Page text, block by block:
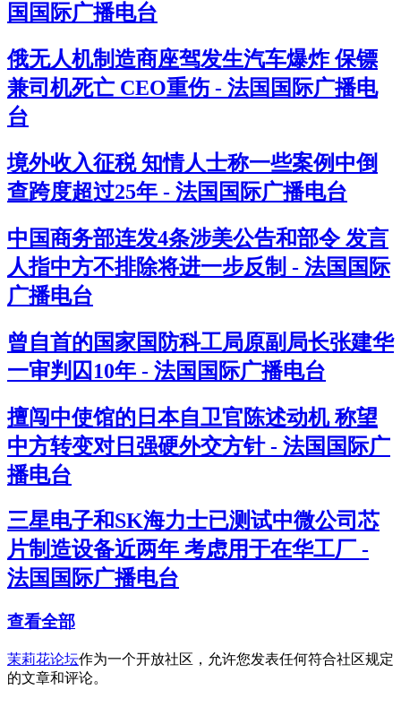
国国际广播电台
俄无人机制造商座驾发生汽车爆炸 保镖
兼司机死亡 CEO重伤 - 法国国际广播电
台
境外收入征税 知情人士称一些案例中倒
查跨度超过25年 - 法国国际广播电台
中国商务部连发4条涉美公告和部令 发言
人指中方不排除将进一步反制 - 法国国际
广播电台
曾自首的国家国防科工局原副局长张建华
一审判囚10年 - 法国国际广播电台
擅闯中使馆的日本自卫官陈述动机 称望
中方转变对日强硬外交方针 - 法国国际广
播电台
三星电子和SK海力士已测试中微公司芯
片制造设备近两年 考虑用于在华工厂 -
法国国际广播电台
查看全部
茉莉花论坛作为一个开放社区，允许您发表任何符合社区规定
的文章和评论。